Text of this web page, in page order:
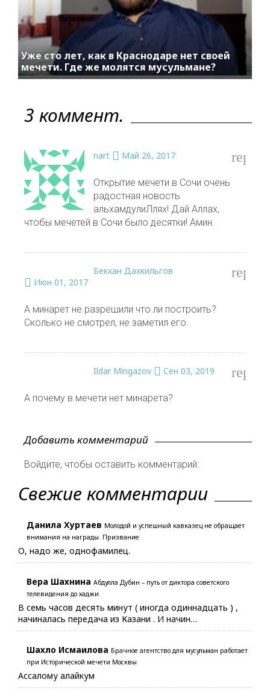
Уже сто лет, как в Краснодаре нет своей
мечети. Где же молятся мусульмане?
3 коммент.
nart Май 26, 2017
Открытие мечети в Сочи очень
радостная новость
альхамдулиЛлях! Дай Аллах,
чтобы мечетей в Сочи было десятки! Амин.
reply
Бекхан Дахкильгов
Июн 01, 2017
А минарет не разрешили что ли построить?
Сколько не смотрел, не заметил его.
reply
Ildar Mingazov Сен 03, 2019
А почему в мечети нет минарета?
reply
Добавить комментарий
Войдите, чтобы оставить комментарий:
Свежие комментарии
Данила Хуртаев Молодой и успешный кавказец не обращает
внимания на награды. Призвание
О, надо же, однофамилец.
Вера Шахнина Абдулла Дубин – путь от диктора советского
телевидения до хаджи
В семь часов десять минут ( иногда одиннадцать ) ,
начиналась передача из Казани . И начин…
Шахло Исмаилова Брачное агентство для мусульман работает
при Исторической мечети Москвы
Ассалому алайкум